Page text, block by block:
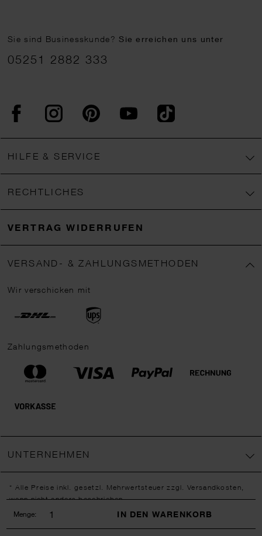
Menge: IN DEN WARENKORB
Sie sind Businesskunde?Sie erreichen uns unter
05251 2882 333
FacebookInstagram PinterestYouTubeTikTok
HILFE & SERVICE
RECHTLICHES
VERTRAG WIDERRUFEN
VERSAND- & ZAHLUNGSMETHODEN
Wir verschicken mit
Zahlungsmethoden
UNTERNEHMEN
* Alle Preise inkl. gesetzl. Mehrwertsteuer zzgl.Versandkosten,
wenn nicht anders beschrieben.
** Jede:r Abonnent:in erhält bei erstmaliger Anmeldung für unseren